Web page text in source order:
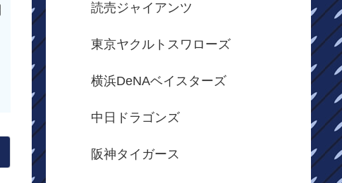
読売ジャイアンツ
東京ヤクルトスワローズ
横浜DeNAベイスターズ
中日ドラゴンズ
阪神タイガース